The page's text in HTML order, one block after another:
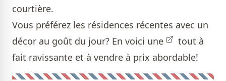
courtière.
Vous préférez les résidences récentes avec un
décor au goût du jour? En voici une
tout à
fait ravissante et à vendre à prix abordable!